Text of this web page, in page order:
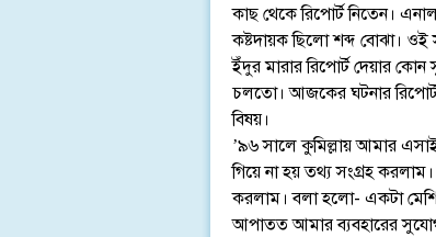
কাছ থেকে রিপোর্ট নিতেন।
কষ্টদায়ক ছিলো শব্দ বোঝা।
ইঁদুর মারার রিপোর্ট দেয়ার কোন
চলতো। আজকের ঘটনার
বিষয়।
’৯৬ সালে কুমিল্লায় আমার
গিয়ে না হয় তথ্য সংগ্রহ
করলাম। বলা হলো- একটা
আপাতত আমার ব্যবহারের